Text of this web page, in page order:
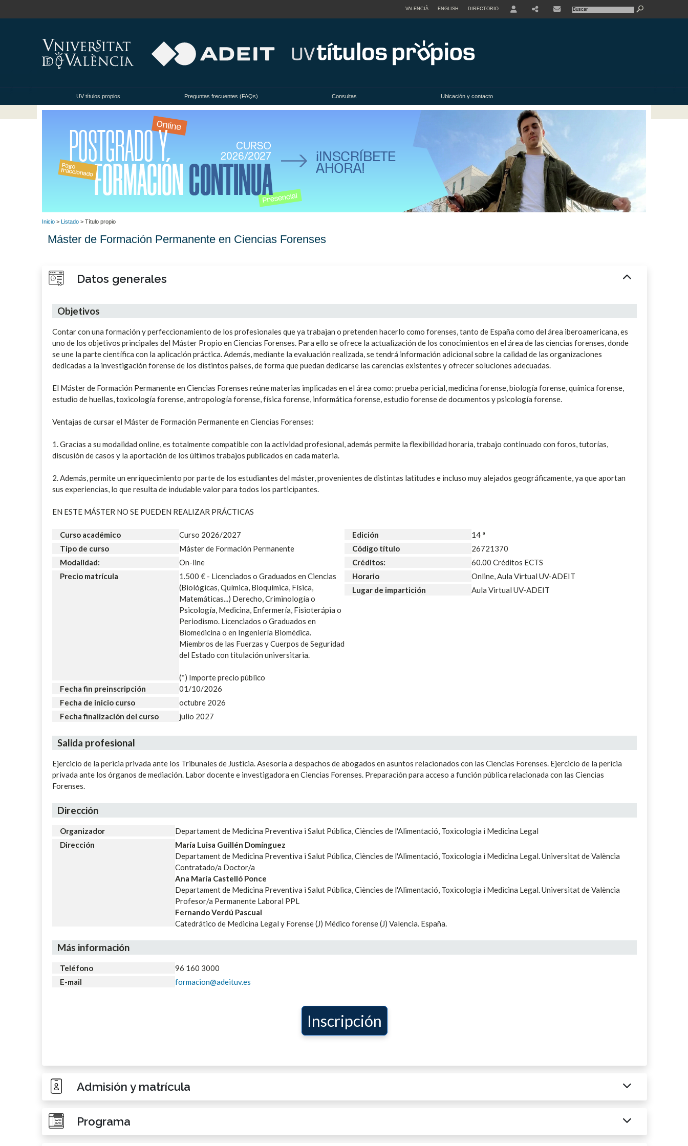
VALENCIÀ ENGLISH DIRECTORIO
UV títulos propios Preguntas frecuentes (FAQs) Consultas Ubicación y contacto
Inicio > Listado > Título propio
Máster de Formación Permanente en Ciencias Forenses
Datos generales
Objetivos
Contar con una formación y perfeccionamiento de los profesionales que ya trabajan o pretenden hacerlo como forenses, tanto de España como del área iberoamericana, es
uno de los objetivos principales del Máster Propio en Ciencias Forenses. Para ello se ofrece la actualización de los conocimientos en el área de las ciencias forenses, donde
se une la parte científica con la aplicación práctica. Además, mediante la evaluación realizada, se tendrá información adicional sobre la calidad de las organizaciones
dedicadas a la investigación forense de los distintos países, de forma que puedan dedicarse las carencias existentes y ofrecer soluciones adecuadas.
El Máster de Formación Permanente en Ciencias Forenses reúne materias implicadas en el área como: prueba pericial, medicina forense, biología forense, química forense,
estudio de huellas, toxicología forense, antropología forense, física forense, informática forense, estudio forense de documentos y psicología forense.
Ventajas de cursar el Máster de Formación Permanente en Ciencias Forenses:
1. Gracias a su modalidad online, es totalmente compatible con la actividad profesional, además permite la flexibilidad horaria, trabajo continuado con foros, tutorías,
discusión de casos y la aportación de los últimos trabajos publicados en cada materia.
2. Además, permite un enriquecimiento por parte de los estudiantes del máster, provenientes de distintas latitudes e incluso muy alejados geográficamente, ya que aportan
sus experiencias, lo que resulta de indudable valor para todos los participantes.
EN ESTE MÁSTER NO SE PUEDEN REALIZAR PRÁCTICAS
Curso académico
Curso 2026/2027
Tipo de curso
Máster de Formación Permanente
Modalidad:
On-line
Precio matrícula
1.500 € - Licenciados o Graduados en Ciencias
(Biológicas, Química, Bioquímica, Física,
Matemáticas...) Derecho, Criminología o
Psicología, Medicina, Enfermería, Fisioterápia o
Periodismo. Licenciados o Graduados en
Biomedicina o en Ingeniería Biomédica.
Miembros de las Fuerzas y Cuerpos de Seguridad
del Estado con titulación universitaria.
(*) Importe precio público
Fecha fin preinscripción
01/10/2026
Fecha de inicio curso
octubre 2026
Fecha finalización del curso
julio 2027
Edición
14 ª
Código título
26721370
Créditos:
60.00 Créditos ECTS
Horario
Online, Aula Virtual UV-ADEIT
Lugar de impartición
Aula Virtual UV-ADEIT
Salida profesional
Ejercicio de la pericia privada ante los Tribunales de Justicia. Asesoría a despachos de abogados en asuntos relacionados con las Ciencias Forenses. Ejercicio de la pericia
privada ante los órganos de mediación. Labor docente e investigadora en Ciencias Forenses. Preparación para acceso a función pública relacionada con las Ciencias
Forenses.
Dirección
Organizador
Departament de Medicina Preventiva i Salut Pública, Ciències de l'Alimentació, Toxicologia i Medicina Legal
Dirección
María Luisa Guillén Domínguez
Departament de Medicina Preventiva i Salut Pública, Ciències de l'Alimentació, Toxicologia i Medicina Legal. Universitat de València
Contratado/a Doctor/a
Ana María Castelló Ponce
Departament de Medicina Preventiva i Salut Pública, Ciències de l'Alimentació, Toxicologia i Medicina Legal. Universitat de València
Profesor/a Permanente Laboral PPL
Fernando Verdú Pascual
Catedrático de Medicina Legal y Forense (J) Médico forense (J) Valencia. España.
Más información
Teléfono
96 160 3000
E-mail
formacion@adeituv.es
Inscripción
Admisión y matrícula
Programa